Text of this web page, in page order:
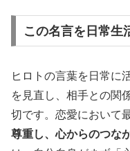
この名言を日常生
ヒロトの言葉を日常に
を見直し、相手との関
切です。恋愛において
尊重し、心からのつな